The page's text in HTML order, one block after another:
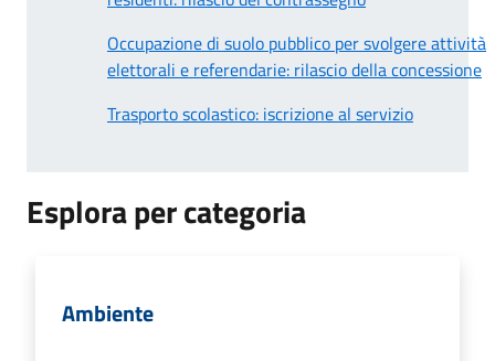
Occupazione di suolo pubblico per svolgere attività
elettorali e referendarie: rilascio della concessione
Trasporto scolastico: iscrizione al servizio
Esplora per categoria
Ambiente